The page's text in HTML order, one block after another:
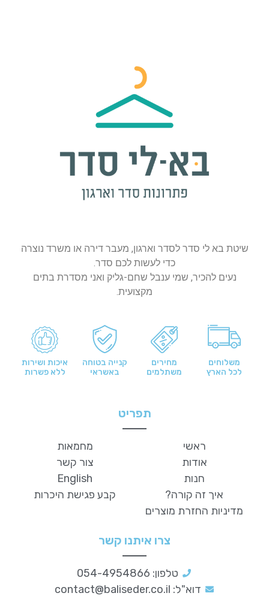
שיטת בא לי סדר לסדר וארגון, מעבר דירה או משרד נוצרה
כדי לעשות לכם סדר.
נעים להכיר, שמי ענבל שחם-גליק ואני מסדרת בתים
מקצועית.
משלוחים
לכל הארץ
מחירים
משתלמים
קנייה בטוחה
באשראי
איכות ושירות
ללא פשרות
תפריט
ראשי
אודות
חנות
איך זה קורה?
מדיניות החזרת מוצרים
מחמאות
צור קשר
English
קבע פגישת היכרות
צרו איתנו קשר
טלפון: 054-4954866
דוא"ל: contact@baliseder.co.il